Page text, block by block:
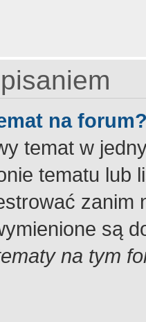
na
temat w
tematu lub
są
na tym